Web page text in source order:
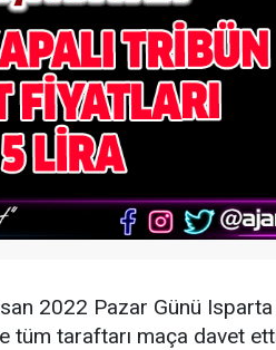
2022 Pazar Günü Isparta
tüm taraftarı maça davet